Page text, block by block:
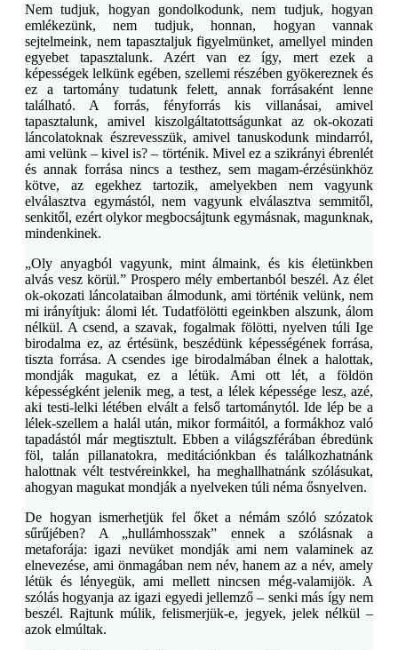
Nem tudjuk, hogyan gondolkodunk, nem tudjuk, hogyan
emlékezünk, nem tudjuk, honnan, hogyan vannak
sejtelmeink, nem tapasztaljuk figyelmünket, amellyel minden
egyebet tapasztalunk. Azért van ez így, mert ezek a
képességek lelkünk egében, szellemi részében gyökereznek és
ez a tartomány tudatunk felett, annak forrásaként lenne
található. A forrás, fényforrás kis villanásai, amivel
tapasztalunk, amivel kiszolgáltatottságunkat az ok-okozati
láncolatoknak észrevesszük, amivel tanuskodunk mindarról,
ami velünk – kivel is? – történik. Mivel ez a szikrányi ébrenlét
és annak forrása nincs a testhez, sem magam-érzésünkhöz
kötve, az egekhez tartozik, amelyekben nem vagyunk
elválasztva egymástól, nem vagyunk elválasztva semmitől,
senkitől, ezért olykor megbocsájtunk egymásnak, magunknak,
mindenkinek.
„Oly anyagból vagyunk, mint álmaink, és kis életünkben
alvás vesz körül.” Prospero mély embertanból beszél. Az élet
ok-okozati láncolataiban álmodunk, ami történik velünk, nem
mi irányítjuk: álomi lét. Tudatfölötti egeinkben alszunk, álom
nélkül. A csend, a szavak, fogalmak fölötti, nyelven túli Ige
birodalma ez, az értésünk, beszédünk képességének forrása,
tiszta forrása. A csendes ige birodalmában élnek a halottak,
mondják magukat, ez a létük. Ami ott lét, a földön
képességként jelenik meg, a test, a lélek képessége lesz, azé,
aki testi-lelki létében elvált a felső tartománytól. Ide lép be a
lélek-szellem a halál után, mikor formáitól, a formákhoz való
tapadástól már megtisztult. Ebben a világszférában ébredünk
föl, talán pillanatokra, meditációnkban és találkozhatnánk
halottnak vélt testvéreinkkel, ha meghallhatnánk szólásukat,
ahogyan magukat mondják a nyelveken túli néma ősnyelven.
De hogyan ismerhetjük fel őket a némám szóló szózatok
sűrűjében? A „hullámhosszak” ennek a szólásnak a
metaforája: igazi nevüket mondják ami nem valaminek az
elnevezése, ami önmagában nem név, hanem az a név, amely
létük és lényegük, ami mellett nincsen még-valamijök. A
szólás hogyanja az igazi egyedi jellemző – senki más így nem
beszél. Rajtunk múlik, felismerjük-e, jegyek, jelek nélkül –
azok elmúltak.